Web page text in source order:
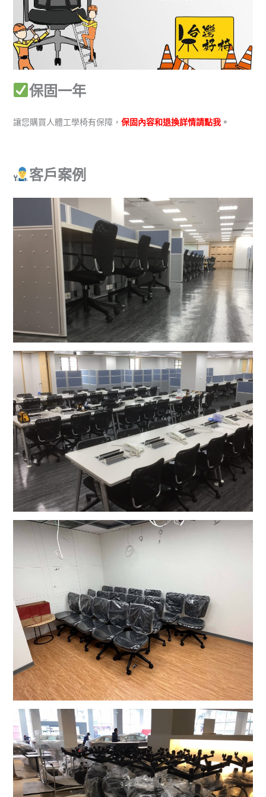
保固一年
讓您購買人體工學椅有保障， 保固內容和退換詳情請點我。
客戶案例